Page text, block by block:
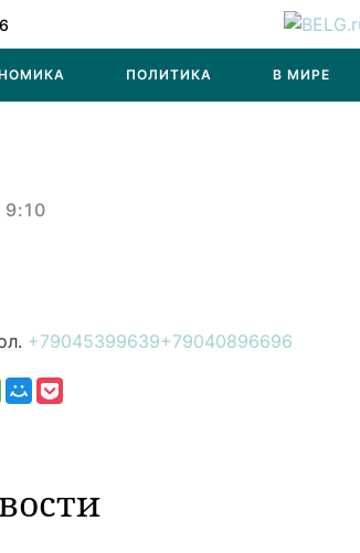
ПОЛИТИКА В МИРЕ
+79045399639+79040896696